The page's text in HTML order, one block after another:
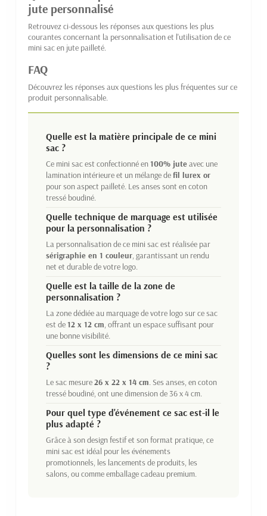
jute personnalisé
Retrouvez ci-dessous les réponses aux questions les plus
courantes concernant la personnalisation et l'utilisation de ce
mini sac en jute pailleté.
FAQ
Découvrez les réponses aux questions les plus fréquentes sur ce
produit personnalisable.
Quelle est la matière principale de ce mini
sac ?
Ce mini sac est confectionné en100% juteavec une
lamination intérieure et un mélange defil lurex or
pour son aspect pailleté. Les anses sont en coton
tressé boudiné.
Quelle technique de marquage est utilisée
pour la personnalisation ?
La personnalisation de ce mini sac est réalisée par
sérigraphie en 1 couleur, garantissant un rendu
net et durable de votre logo.
Quelle est la taille de la zone de
personnalisation ?
La zone dédiée au marquage de votre logo sur ce sac
est de12 x 12 cm, offrant un espace suffisant pour
une bonne visibilité.
Quelles sont les dimensions de ce mini sac
?
Le sac mesure26 x 22 x 14 cm. Ses anses, en coton
tressé boudiné, ont une dimension de 36 x 4 cm.
Pour quel type d'événement ce sac est-il le
plus adapté ?
Grâce à son design festif et son format pratique, ce
mini sac est idéal pour les événements
promotionnels, les lancements de produits, les
salons, ou comme emballage cadeau premium.